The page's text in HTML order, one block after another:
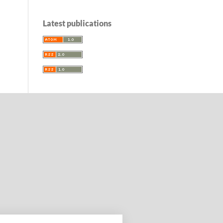
Latest publications